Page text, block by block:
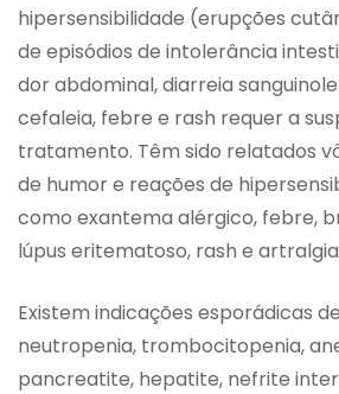
hipersensibilidade (erupções
de episódios de intolerância
dor abdominal, diarreia
cefaleia, febre e rash requer a
tratamento. Têm sido relatados
de humor e reações de
como exantema alérgico, febre,
lúpus eritematoso, rash e
Existem indicações esporádicas
neutropenia, trombocitopenia,
pancreatite, hepatite, nefrite